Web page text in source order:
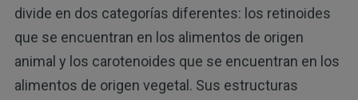
divide en dos categorías diferentes: los retinoides
que se encuentran en los alimentos de origen
animal y los carotenoides que se encuentran en los
alimentos de origen vegetal. Sus estructuras